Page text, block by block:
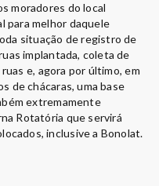
moradores do local
para melhor daquele
situação de registro de
implantada, coleta de
e, agora por último, em
de chácaras, uma base
extremamente
Rotatória que servirá
inclusive a Bonolat.